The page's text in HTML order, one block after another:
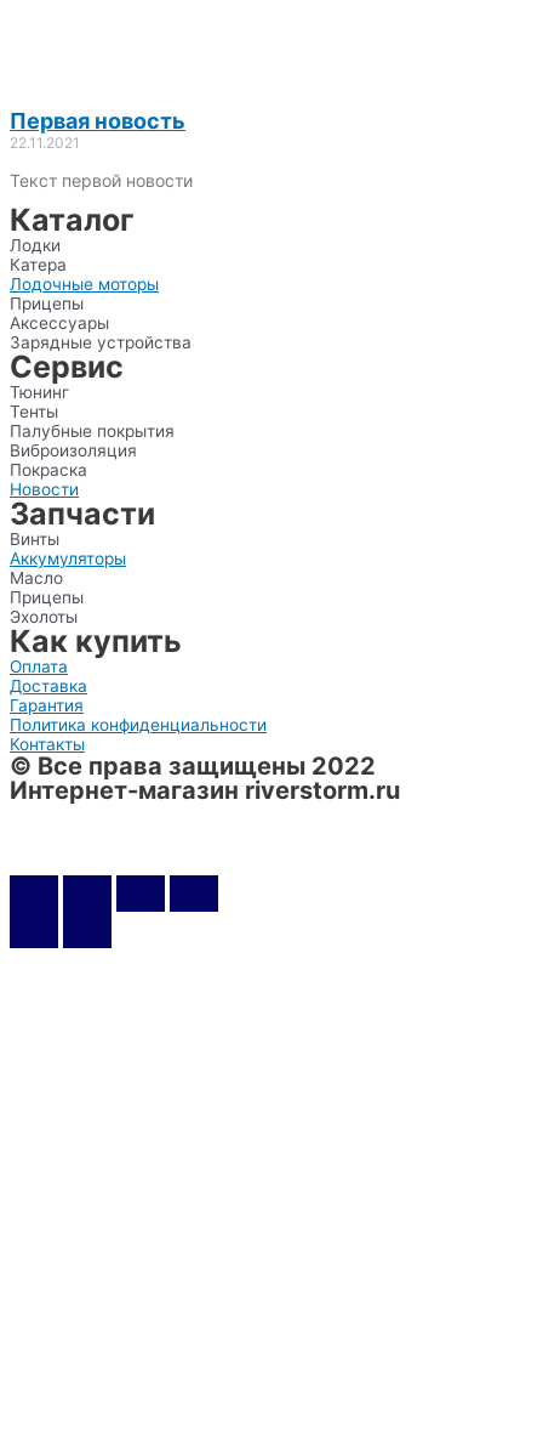
Первая новость
22.11.2021
Текст первой новости
Каталог
Лодки
Катера
Лодочные моторы
Прицепы
Аксессуары
Зарядные устройства
Сервис
Тюнинг
Тенты
Палубные покрытия
Виброизоляция
Покраска
Новости
Запчасти
Винты
Аккумуляторы
Масло
Прицепы
Эхолоты
Как купить
Оплата
Доставка
Гарантия
Политика конфиденциальности
Контакты
© Все права защищены 2022
Интернет-магазин riverstorm.ru